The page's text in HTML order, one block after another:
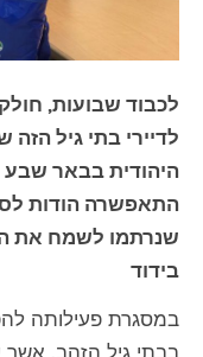
לכבוד שבועות,
לדיירי בתי גיל
היהודית בבאר שבע
התאפשרה הודות
שנרתמו לשמח את
בידוד
במסגרת פעילותה